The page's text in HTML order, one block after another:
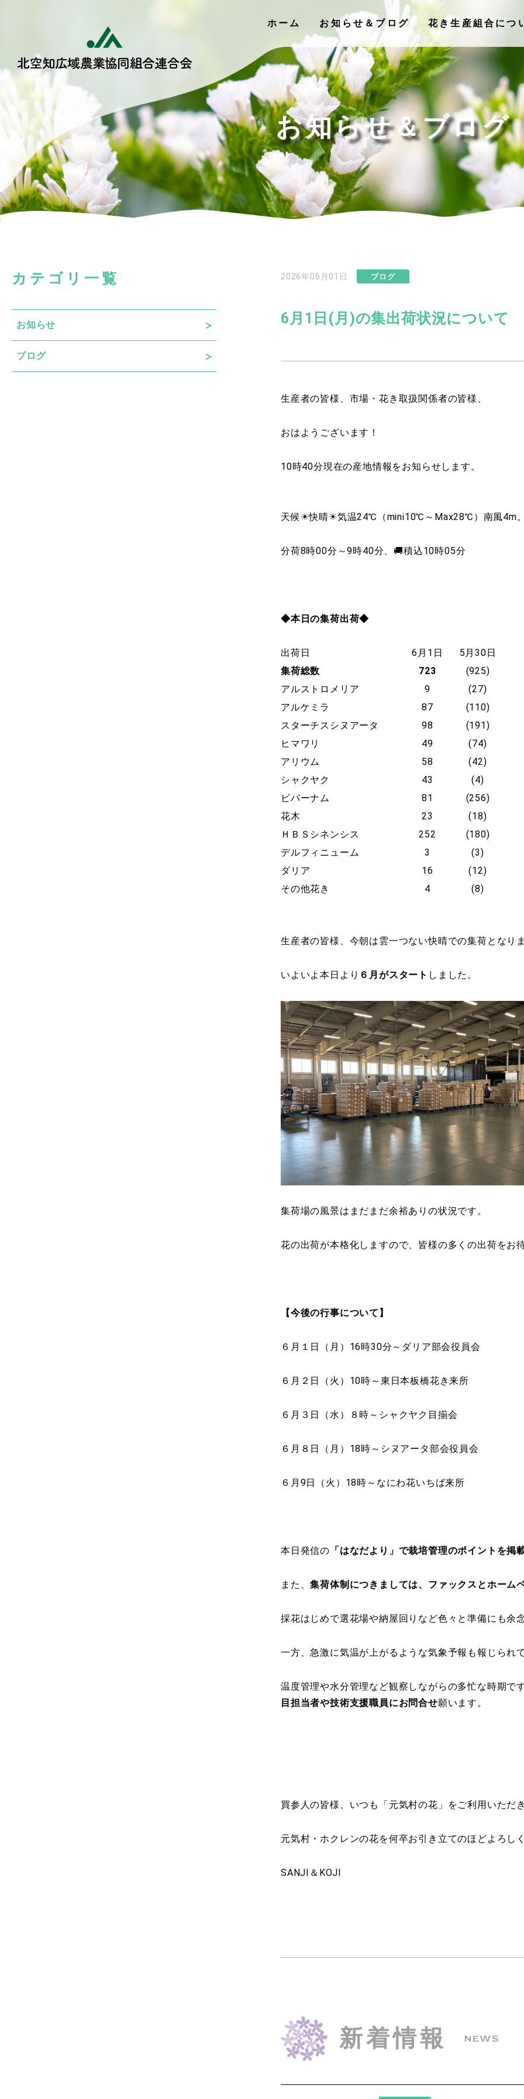
ホーム お知らせ＆ブログ 花き⽣産組合につ
お知らせ＆ブログ
2026年06月01日 ブログ
6月1日(月)の集出荷状況について
生産者の皆様、市場・花き取扱関係者の皆様、
おはようございます！
10時40分現在の産地情報をお知らせします。
天候☀快晴☀気温24℃（mini10℃～Max28℃）南風4m
分荷8時00分～9時40分、🚚積込10時05分
◆本日の集荷出荷◆
出荷日 6月1日
5月30日
集荷総数
723
(925)
アルストロメリア
9
(27)
アルケミラ
87
(110)
スターチスシヌアータ
98
(191)
ヒマワリ
49
(74)
アリウム
58
(42)
シャクヤク
43
(4)
ビバーナム
81
(256)
花木
23
(18)
ＨＢＳシネンシス
252
(180)
デルフィニューム
3
(3)
ダリア
16
(12)
その他花き
4 (8)
生産者の皆様、今朝は雲一つない快晴での集荷となり
いよいよ本日より ６月がスタート しました。
集荷場の風景はまだまだ余裕ありの状況です。
花の出荷が本格化しますので、皆様の多くの出荷をお
【今後の行事について】
６月１日（月）16時30分～ダリア部会役員会
６月２日（火）10時～東日本板橋花き来所
６月３日（水）８時～シャクヤク目揃会
６月８日（月）18時～シヌアータ部会役員会
６月9日（火）18時～なにわ花いちば来所
本日発信の 「はなだより」で栽培管理のポイントを掲
また、集荷体制につきましては、ファックスとホーム
採花はじめで選花場や納屋回りなど色々と準備にも余
一方、急激に気温が上がるような気象予報も報じられ
温度管理や水分管理など観察しながらの多忙な時期で
目担当者や技術支援職員にお問合せ願います。
買参人の皆様、いつも「元気村の花」をご利用いただ
元気村・ホクレンの花を何卒お引き立てのほどよろし
SANJI＆KOJI
新着情報 NEWS
カテゴリ一覧
お知らせ
ブログ